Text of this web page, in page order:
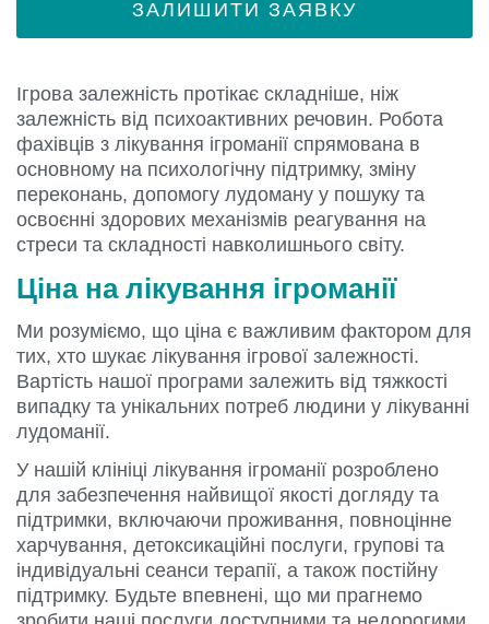
Ігрова залежність протікає складніше, ніж
залежність від психоактивних речовин. Робота
фахівців з лікування ігроманії спрямована в
основному на психологічну підтримку, зміну
переконань, допомогу лудоману у пошуку та
освоєнні здорових механізмів реагування на
стреси та складності навколишнього світу.
Ціна на лікування ігроманії
Ми розуміємо, що ціна є важливим фактором для
тих, хто шукає лікування ігрової залежності.
Вартість нашої програми залежить від тяжкості
випадку та унікальних потреб людини у лікуванні
лудоманії.
У нашій клініці лікування ігроманії розроблено
для забезпечення найвищої якості догляду та
підтримки, включаючи проживання, повноцінне
харчування, детоксикаційні послуги, групові та
індивідуальні сеанси терапії, а також постійну
підтримку. Будьте впевнені, що ми прагнемо